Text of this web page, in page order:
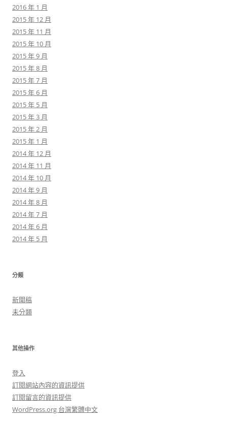
2016 年 1 月
2015 年 12 月
2015 年 11 月
2015 年 10 月
2015 年 9 月
2015 年 8 月
2015 年 7 月
2015 年 6 月
2015 年 5 月
2015 年 3 月
2015 年 2 月
2015 年 1 月
2014 年 12 月
2014 年 11 月
2014 年 10 月
2014 年 9 月
2014 年 8 月
2014 年 7 月
2014 年 6 月
2014 年 5 月
分類
新聞稿
未分類
其他操作
登入
訂閱網站內容的資訊提供
訂閱留言的資訊提供
WordPress.org 台灣繁體中文